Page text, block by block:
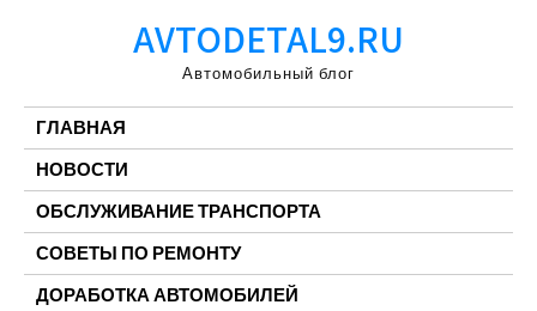
AVTODETAL9.RU
Автомобильный блог
ГЛАВНАЯ
НОВОСТИ
ОБСЛУЖИВАНИЕ ТРАНСПОРТА
СОВЕТЫ ПО РЕМОНТУ
ДОРАБОТКА АВТОМОБИЛЕЙ